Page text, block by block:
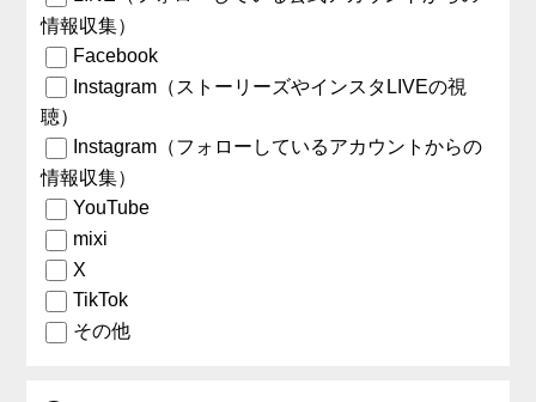
情報収集）
Facebook
Instagram（ストーリーズやインスタLIVEの視
聴）
Instagram（フォローしているアカウントからの
情報収集）
YouTube
mixi
X
TikTok
その他